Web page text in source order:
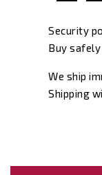
Security
Buy
We ship
Shipping